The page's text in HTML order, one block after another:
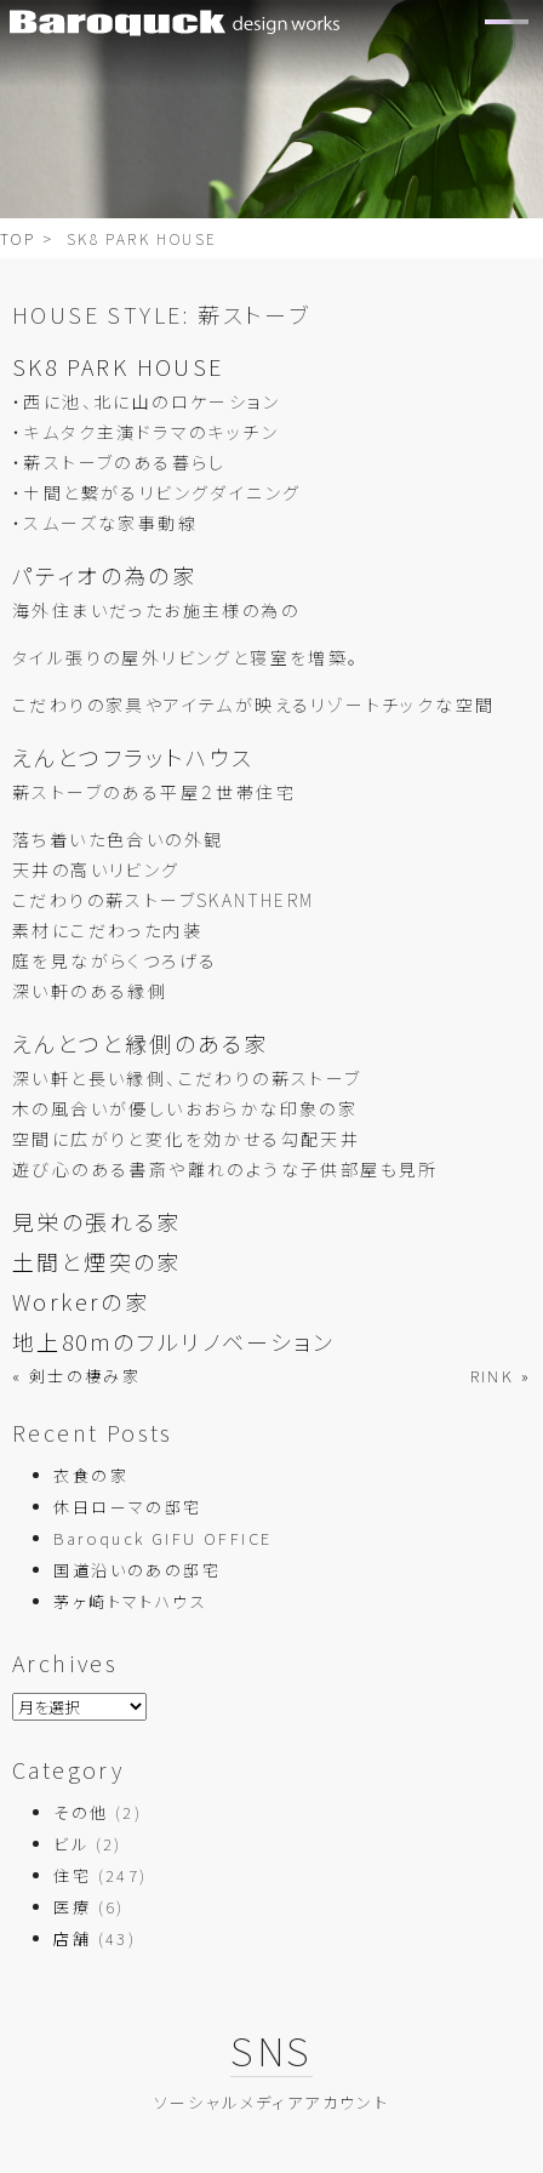
TOP > SK8 PARK HOUSE
HOUSE STYLE: 薪ストーブ
SK8 PARK HOUSE
・西に池、北に山のロケーション
・キムタク主演ドラマのキッチン
・薪ストーブのある暮らし
・土間と繋がるリビングダイニング
・スムーズな家事動線
パティオの為の家
海外住まいだったお施主様の為の
タイル張りの屋外リビングと寝室を増築。
こだわりの家具やアイテムが映えるリゾートチックな空間
えんとつフラットハウス
薪ストーブのある平屋２世帯住宅
落ち着いた色合いの外観
天井の高いリビング
こだわりの薪ストーブSKANTHERM
素材にこだわった内装
庭を見ながらくつろげる
深い軒のある縁側
えんとつと縁側のある家
深い軒と長い縁側、こだわりの薪ストーブ
木の風合いが優しいおおらかな印象の家
空間に広がりと変化を効かせる勾配天井
遊び心のある書斎や離れのような子供部屋も見所
見栄の張れる家
土間と煙突の家
Workerの家
地上80mのフルリノベーション
« 剣士の棲み家 RINK »
Recent Posts
衣食の家
休日ローマの邸宅
Baroquck GIFU OFFICE
国道沿いのあの邸宅
茅ヶ崎トマトハウス
Archives
Category
その他 (2)
ビル (2)
住宅 (247)
医療 (6)
店舗 (43)
SNS
ソーシャルメディアアカウント